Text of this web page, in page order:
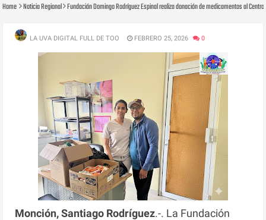
Home Noticia Regional Fundación Domingo Rodríguez Espinal realiza donación de medicamentos al
LA UVA DIGITAL FULL DE TOO FEBRERO 25, 2026 0
Monción, Santiago Rodríguez.-. La Fundación